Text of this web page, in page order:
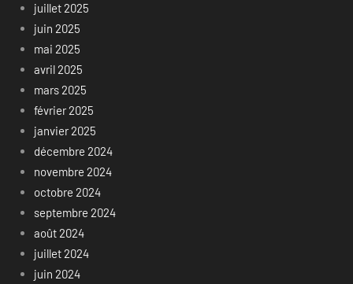
juillet 2025
juin 2025
mai 2025
avril 2025
mars 2025
février 2025
janvier 2025
décembre 2024
novembre 2024
octobre 2024
septembre 2024
août 2024
juillet 2024
juin 2024